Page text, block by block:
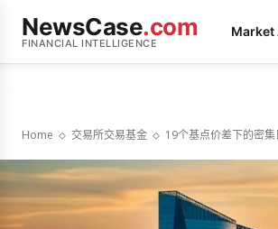
NewsCase.com
FINANCIAL INTELLIGENCE
Market
Home 交易所交易基金 19个基点价差下的密